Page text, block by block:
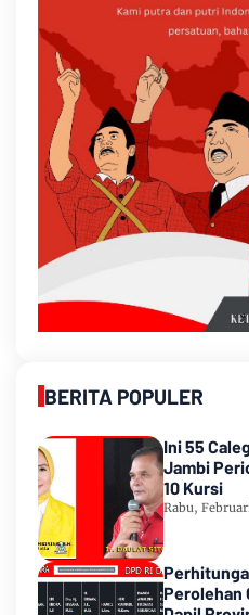
BERITA POPULER
Ini 55
Jambi
10 Kursi
Rabu,
Perolehan